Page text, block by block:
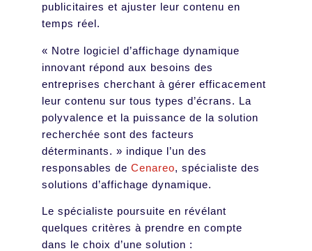
publicitaires et ajuster leur contenu en
temps réel.
« Notre logiciel d’affichage dynamique
innovant répond aux besoins des
entreprises cherchant à gérer efficacement
leur contenu sur tous types d’écrans. La
polyvalence et la puissance de la solution
recherchée sont des facteurs
déterminants. » indique l’un des
responsables de Cenareo, spécialiste des
solutions d’affichage dynamique.
Le spécialiste poursuite en révélant
quelques critères à prendre en compte
dans le choix d’une solution :